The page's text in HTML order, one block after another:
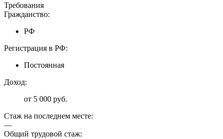
Требования
Гражданство:
РФ
Регистрация в РФ:
Постоянная
Доход:
от 5 000 руб.
Стаж на последнем месте:
—
Общий трудовой стаж: